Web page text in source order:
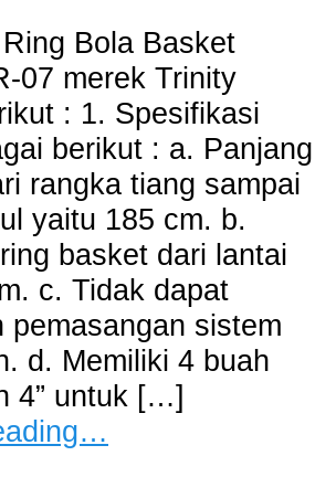
Bola Basket
07 merek Trinity
: 1. Spesifikasi
berikut : a. Panjang
rangka tiang sampai
yaitu 185 cm. b.
basket dari lantai
c. Tidak dapat
pemasangan sistem
d. Memiliki 4 buah
4” untuk […]